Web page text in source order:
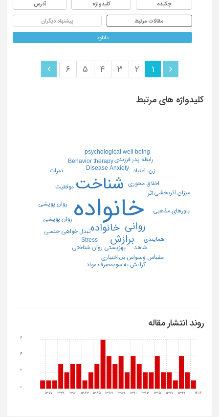
چکیده کلیدواژه آدرس
مقالات مرتبط پیشنهاد دیگران
دانلود
1
2
3
4
5
6
کلیدواژه های مرتبط
خانواده
شناخت
خانواده
برازش
روانی
Behavior therapy
Disease Anxiety
psychological well being
Stress
اخلاق محوری
بهزیستی روان شناختی
تبدل خواهی جنسی
رابطه پدر فرزندی
روان پویشی
زن، اعتیاد
ﻣﻘﯿﺎس وﺳﻮاس ﺑﯽاﺧﺘﯿﺎری
موفقیت
اثر
باورهای مذهبی
روان پویشی
شاهد
گرایش به سوءمصرف مواد
میزان اثربخشی
نمرات
همایندی
روند انتشار مقاله
1377 1379 1381 1383 1385 1387 1389 1391 1393 1395 1397 1399 1404
0
2
4
6